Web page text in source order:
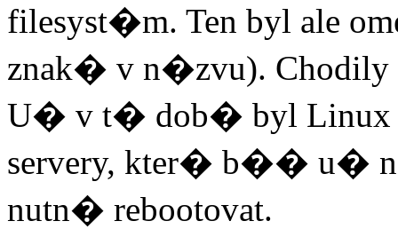
filesyst�m. Ten byl ale
znak� v n�zvu). Chodily
U� v t� dob� byl Linux
servery, kter� b�� u�
nutn� rebootovat.